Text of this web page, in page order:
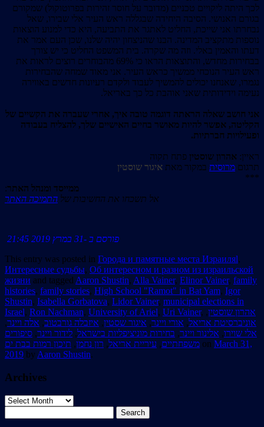
לכך היתה ליקויים טכניים (מדובר על חוסר זהירות בפרוטוקול) שמקורם
בגורם האנושי. הסיבה היחידה שבגללה ראש העיר אלי שבירו, שאל
נבחרתו אני שייכת, החליט לאתגר את התביעה, היא כדי למנוע הוצאות
נוספות מתקציב המדינה. הבנו שהניצחון יהיה שלנו, שכן העם אמר את
דעתו והאמין באלי. וזה מה שקרה. בית המשפט החליט כי יש צורך
בבחירות מחדש, והתוצאות הראו כי 69% מהבוחרים רוצים לראות את
ראש העיר הנוכחי ממשיך כראש העיר. אני מאוד שמחה שהבחירות
נגמרו, שאנחנו יכולים להמשיך לעבוד ולקדם רעיונות חדשים באווירה
נעימה וידידותית שאני אוהבת כל כך באריאל.
אני חושב שאלה הראתה דוגמה טובה איך, אחרי שעברה את הקשיים של
הקליטה, אפשר להיות מאושר בחיים האישיים שלך, להצליח בעבודה
ופעילויות חברתיות.
ראיין: אהרון שוסטין פתח תקוה
תרגום מרוסית במקור מאת איגור שוסטין
***
ממייסד ומנהל האתר:
אל תשכחו את החשיבות של התמיכה האתר
פורסם ב -31 במרץ 2019 21:45
This entry was posted in Города и памятные места Израиляl,
Интересные судьбы, Об интересном и разном из израильской
жизни and tagged Aaron Shustin, Alla Vainer, Elinor Vainer, family
histories, family stories, High School "Ramot" in Bat Yam, Igor
Shustin, Isabella Gorbatova, Lidor Vainer, municipal elections in
Israel, Ron Nachman, University of Ariel, Uri Vainer, אהרון שוסטין,
אוניברסיטת אריאל, אורי ויינר, איגור שסטין, איזבלה גורבטוב, אלה ויינר,
אלי שוירו, אלינור ויינר, בחירות מוניציפליות בישראל, לידור ויינר, סיפורים
משפחתיים, עיריית אריאל, רון נחמן, תיכון רמות בבת ים on March 31,
2019 by Aaron Shustin.
Archives
Archives
for: